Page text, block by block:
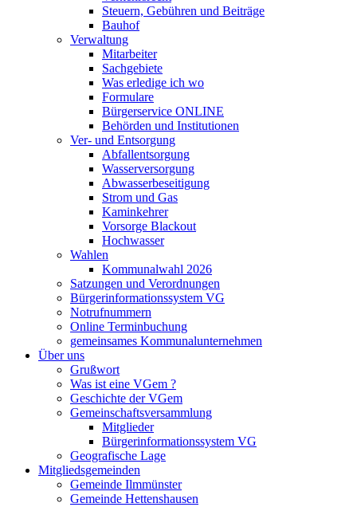
Steuern, Gebühren und Beiträge
Bauhof
Verwaltung
Mitarbeiter
Sachgebiete
Was erledige ich wo
Formulare
Bürgerservice ONLINE
Behörden und Institutionen
Ver- und Entsorgung
Abfallentsorgung
Wasserversorgung
Abwasserbeseitigung
Strom und Gas
Kaminkehrer
Vorsorge Blackout
Hochwasser
Wahlen
Kommunalwahl 2026
Satzungen und Verordnungen
Bürgerinformationssystem VG
Notrufnummern
Online Terminbuchung
gemeinsames Kommunalunternehmen
Über uns
Grußwort
Was ist eine VGem ?
Geschichte der VGem
Gemeinschaftsversammlung
Mitglieder
Bürgerinformationssystem VG
Geografische Lage
Mitgliedsgemeinden
Gemeinde Ilmmünster
Gemeinde Hettenshausen